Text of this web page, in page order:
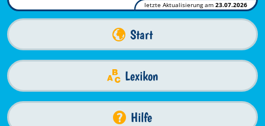
letzte Aktualisierung am 23.07.2026
Start
Lexikon
Hilfe